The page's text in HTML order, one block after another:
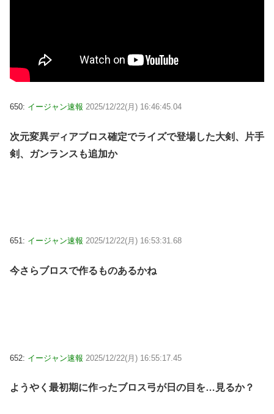
650: イージャン速報 2025/12/22(月) 16:46:45.04
次元変異ディアブロス確定でライズで登場した大剣、片手
剣、ガンランスも追加か
651: イージャン速報 2025/12/22(月) 16:53:31.68
今さらブロスで作るものあるかね
652: イージャン速報 2025/12/22(月) 16:55:17.45
ようやく最初期に作ったブロス弓が日の目を…見るか？